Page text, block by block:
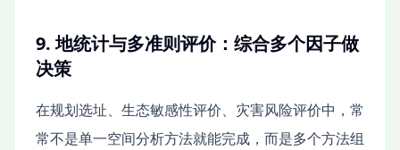
9. 地统计与多准则评价：综合多个因子做
决策
在规划选址、生态敏感性评价、灾害风险评价中，常
常不是单一空间分析方法就能完成，而是多个方法组